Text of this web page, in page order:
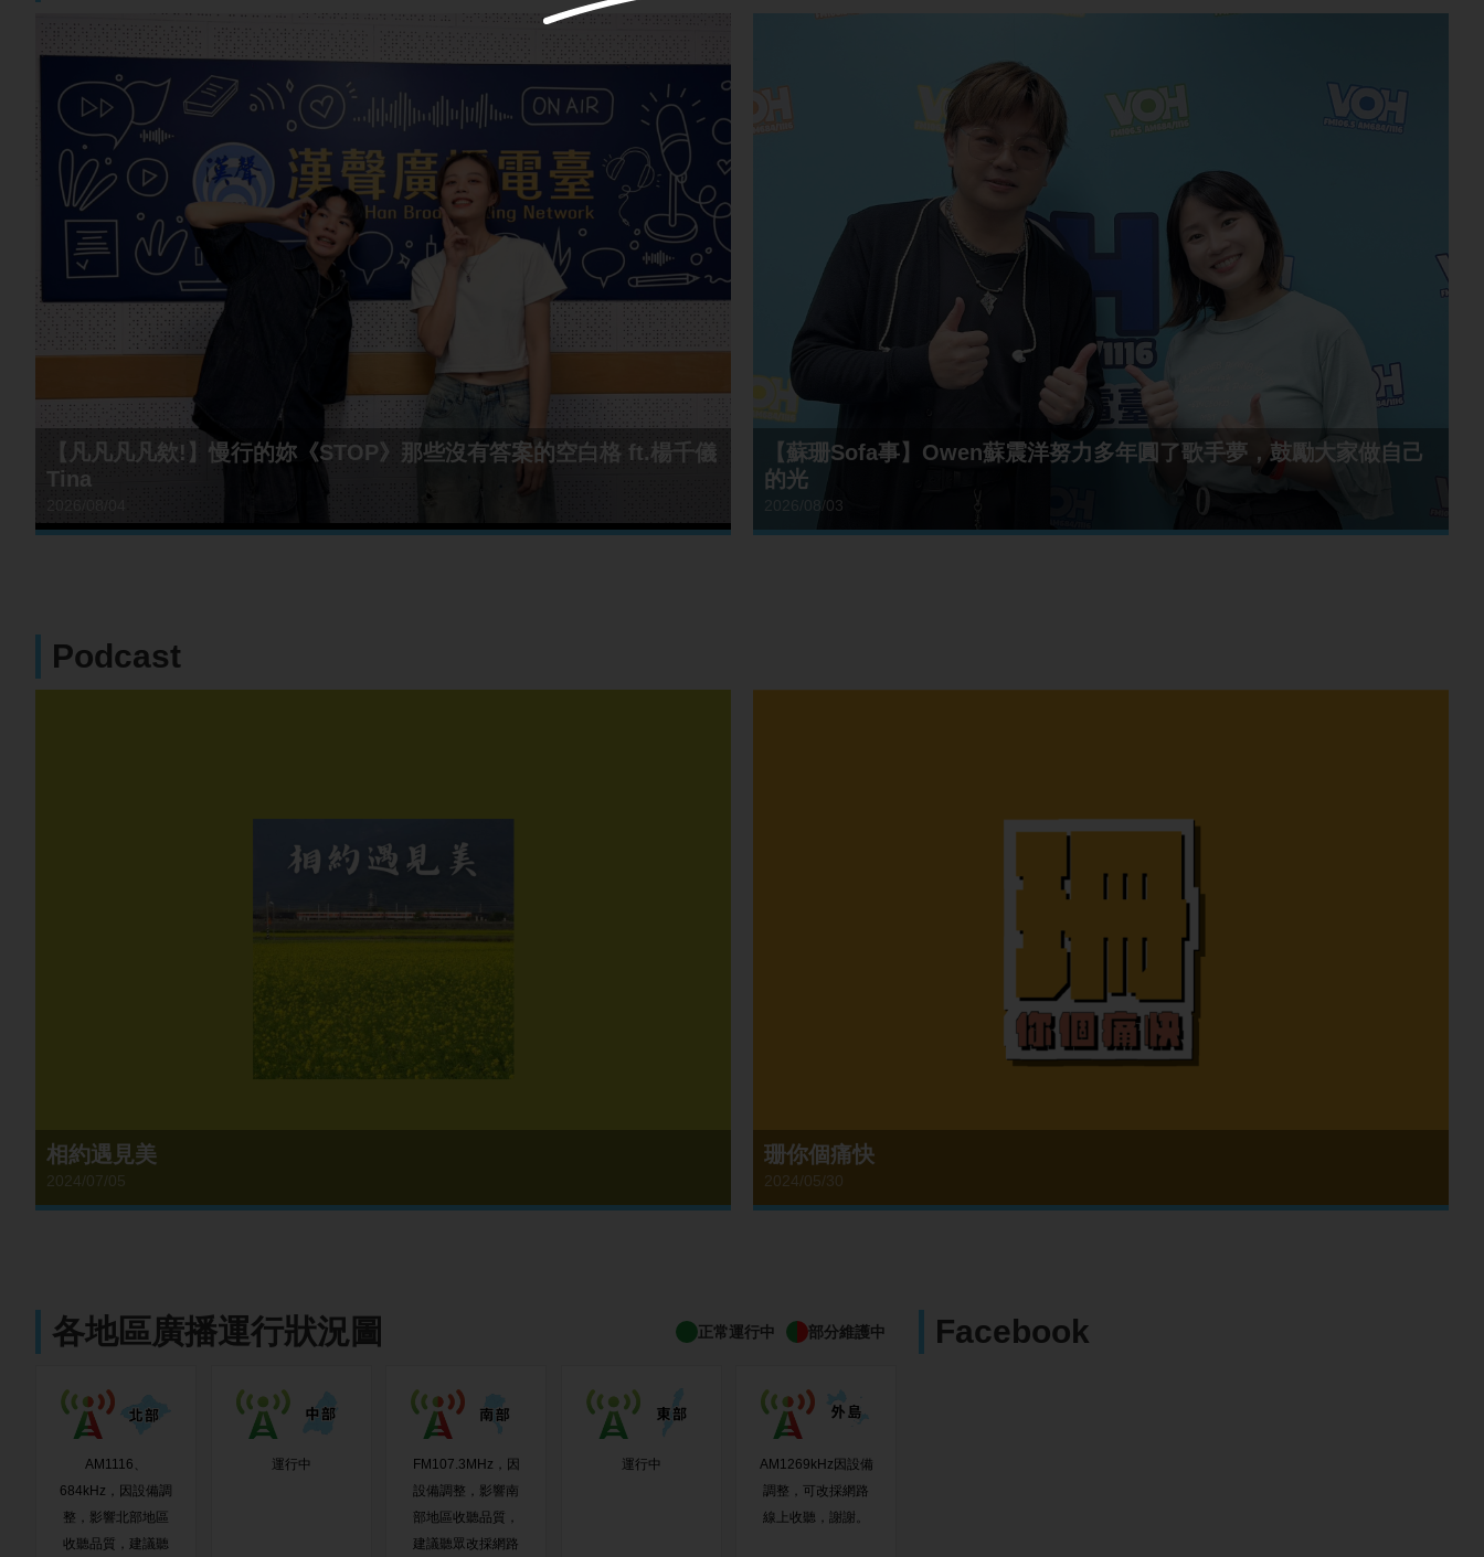
【凡凡凡凡欸!】慢行的妳《STOP》那些沒有答案的空白格 ft.楊千儀
Tina
2026/08/04
【蘇珊Sofa事】Owen蘇震洋努力多年圓了歌手夢，鼓勵大家做自己
的光
2026/08/03
Podcast
相約遇見美
2024/07/05
珊你個痛快
2024/05/30
各地區廣播運行狀況圖 正常運行中 部分維護中
AM1116、
684kHz，因設備調
整，影響北部地區
收聽品質，建議聽
運行中
FM107.3MHz，因
設備調整，影響南
部地區收聽品質，
建議聽眾改採網路
運行中
AM1269kHz因設備
調整，可改採網路
線上收聽，謝謝。
Facebook